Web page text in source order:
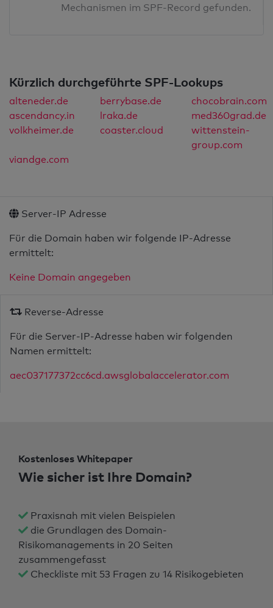
Mechanismen im SPF-Record gefunden.
Kürzlich durchgeführte SPF-Lookups
alteneder.de berrybase.de
chocobrain.com
ascendancy.in
lraka.de
med360grad.de
volkheimer.de
coaster.cloud
wittenstein-
group.com
viandge.com
Server-IP Adresse
Für die Domain haben wir folgende IP-Adresse
ermittelt:
Keine Domain angegeben
Reverse-Adresse
Für die Server-IP-Adresse haben wir folgenden
Namen ermittelt:
aec037177372cc6cd.awsglobalaccelerator.com
Kostenloses Whitepaper
Wie sicher ist Ihre Domain?
Praxisnah mit vielen Beispielen
die Grundlagen des Domain-
Risikomanagements in 20 Seiten
zusammengefasst
Checkliste mit 53 Fragen zu 14 Risikogebieten